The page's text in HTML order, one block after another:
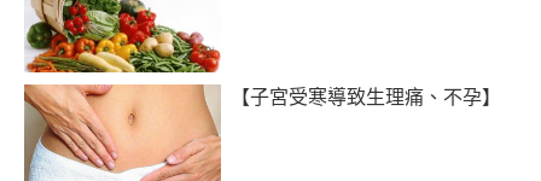
【子宮受寒導致生理痛、不孕】